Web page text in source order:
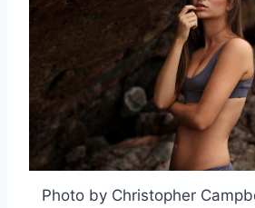
Photo by Christopher